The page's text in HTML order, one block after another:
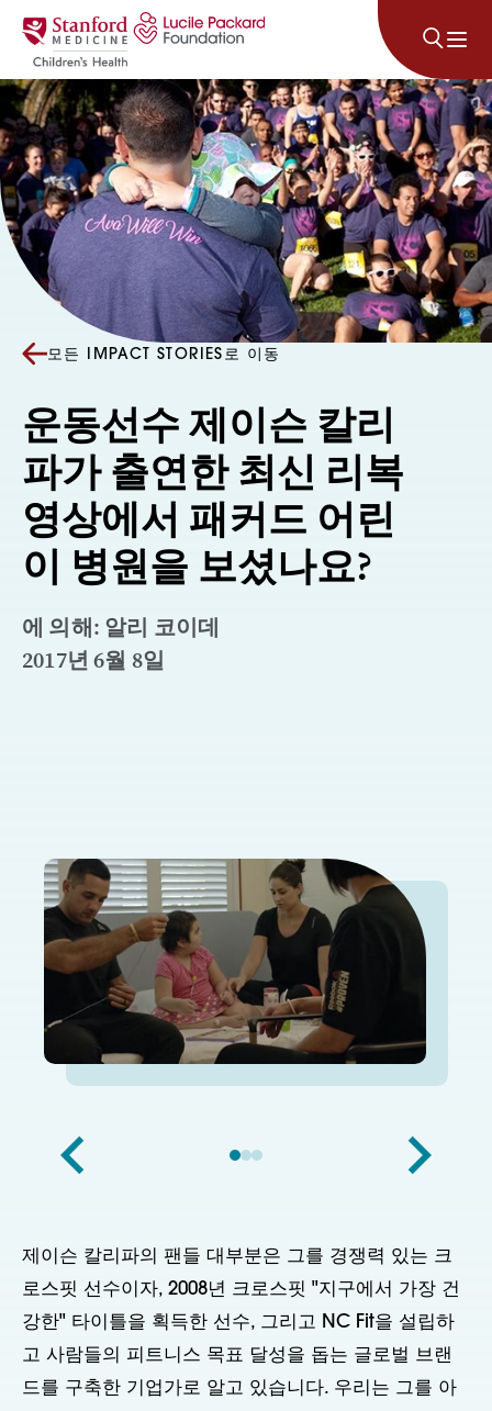
콘텐츠로 건너뛰기
모든 IMPACT STORIES로 이동
운동선수 제이슨 칼리
파가 출연한 최신 리복
영상에서 패커드 어린
이 병원을 보셨나요?
에 의해: 알리 코이데
2017년 6월 8일
제이슨 칼리파의 팬들 대부분은 그를 경쟁력 있는 크
로스핏 선수이자, 2008년 크로스핏 "지구에서 가장 건
강한" 타이틀을 획득한 선수, 그리고 NC Fit을 설립하
고 사람들의 피트니스 목표 달성을 돕는 글로벌 브랜
드를 구축한 기업가로 알고 있습니다. 우리는 그를 아